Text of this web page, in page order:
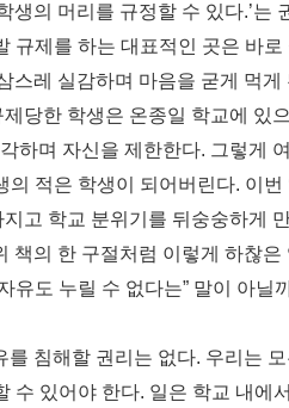
생의 머리를 규정할 수 있다.’는
규제를 하는 대표적인 곳은 바로
스레 실감하며 마음을 굳게 먹게
당한 학생은 온종일 학교에 있
하며 자신을 제한한다. 그 렇게
의 적은 학생이 되어버린다. 이번
지고 학교 분위기를 뒤숭숭하게
책의 한 구절처럼 이렇게 하찮은
유도 누릴 수 없다는” 말이 아닐
를 침해할 권리는 없다. 우리는
수 있어야 한다. 일은 학교 내 에